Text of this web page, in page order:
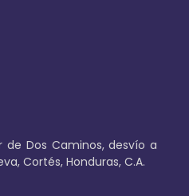
de Dos Caminos, desvío a
Cortés, Honduras, C.A.